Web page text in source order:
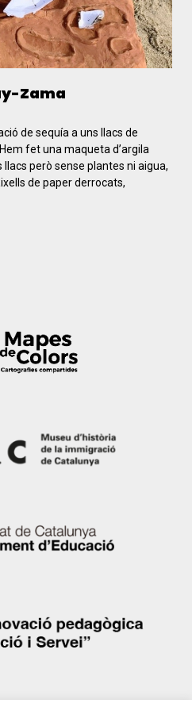
Zama
de sequía a uns llacs de
fet una maqueta d’argila
però sense plantes ni aigua,
de paper derrocats,